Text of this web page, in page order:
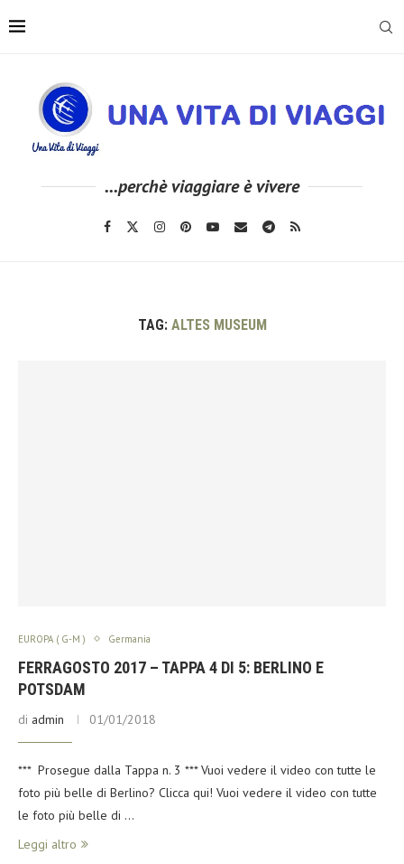
...perchè viaggiare è vivere
TAG: ALTES MUSEUM
EUROPA ( G-M ) Germania
FERRAGOSTO 2017 – TAPPA 4 DI 5: BERLINO E
POTSDAM
di admin 01/01/2018
*** Prosegue dalla Tappa n. 3 *** Vuoi vedere il video con tutte le
foto più belle di Berlino? Clicca qui! Vuoi vedere il video con tutte
le foto più belle di …
Leggi altro